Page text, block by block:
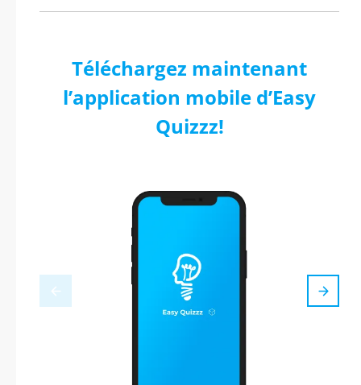
Téléchargez maintenant
l’application mobile d’Easy
Quizzz!